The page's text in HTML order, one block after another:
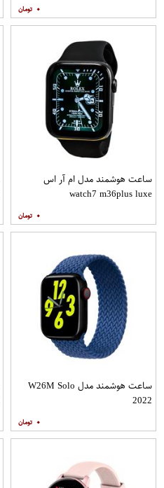
۰
ساعت هوشمند مدل ام آر اس
watch7 m36plus luxe
۰
ساعت هوشمند مدل W26M Solo
2022
۰